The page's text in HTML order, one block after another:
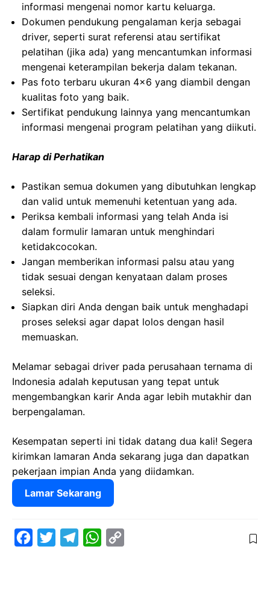
informasi mengenai nomor kartu keluarga.
Dokumen pendukung pengalaman kerja sebagai
driver, seperti surat referensi atau sertifikat
pelatihan (jika ada) yang mencantumkan informasi
mengenai keterampilan bekerja dalam tekanan.
Pas foto terbaru ukuran 4×6 yang diambil dengan
kualitas foto yang baik.
Sertifikat pendukung lainnya yang mencantumkan
informasi mengenai program pelatihan yang diikuti.
Harap di Perhatikan
Pastikan semua dokumen yang dibutuhkan lengkap
dan valid untuk memenuhi ketentuan yang ada.
Periksa kembali informasi yang telah Anda isi
dalam formulir lamaran untuk menghindari
ketidakcocokan.
Jangan memberikan informasi palsu atau yang
tidak sesuai dengan kenyataan dalam proses
seleksi.
Siapkan diri Anda dengan baik untuk menghadapi
proses seleksi agar dapat lolos dengan hasil
memuaskan.
Melamar sebagai driver pada perusahaan ternama di
Indonesia adalah keputusan yang tepat untuk
mengembangkan karir Anda agar lebih mutakhir dan
berpengalaman.
Kesempatan seperti ini tidak datang dua kali! Segera
kirimkan lamaran Anda sekarang juga dan dapatkan
pekerjaan impian Anda yang diidamkan.
Lamar Sekarang
W